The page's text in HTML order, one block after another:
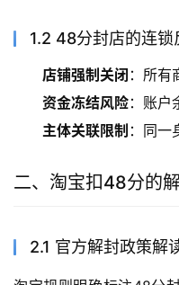
1.2 48分封店的连锁
店铺强制关闭 ：所有
资金冻结风险：账户
主体关联限制 ：同一
二、淘宝扣48分的
2.1 官方解封政策解